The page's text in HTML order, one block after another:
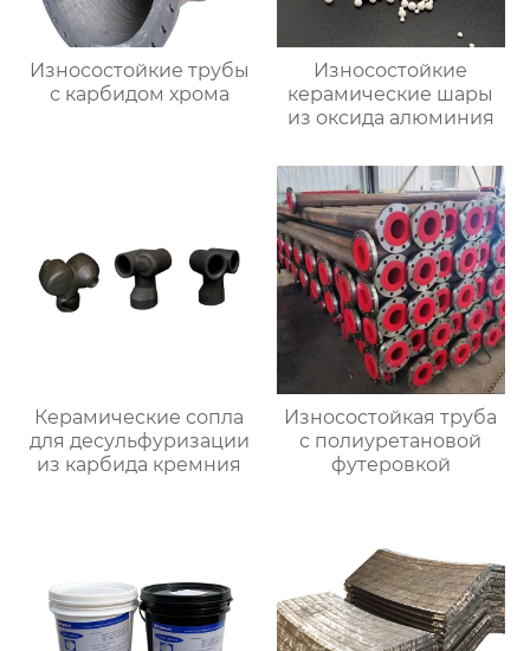
Износостойкие трубы
с карбидом хрома
Износостойкие
керамические шары
из оксида алюминия
Керамические сопла
для десульфуризации
из карбида кремния
Износостойкая труба
с полиуретановой
футеровкой